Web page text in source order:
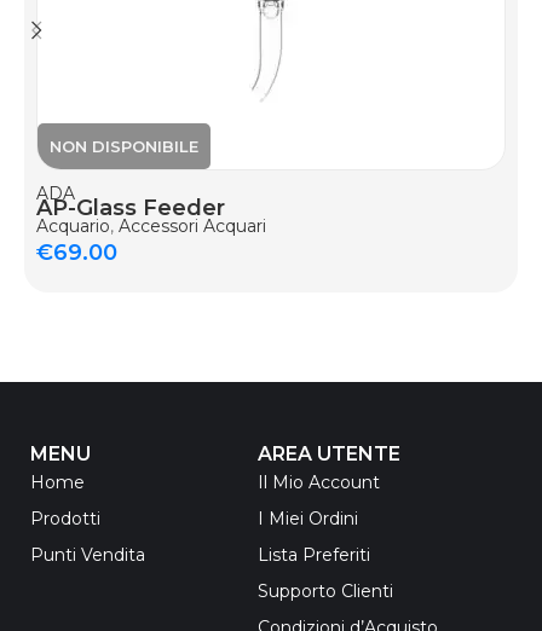
ADA
AP-Glass Feeder
Acquario, Accessori Acquari
€69.00
MENU
Home
Prodotti
Punti Vendita
AREA UTENTE
Il Mio Account
I Miei Ordini
Lista Preferiti
Supporto Clienti